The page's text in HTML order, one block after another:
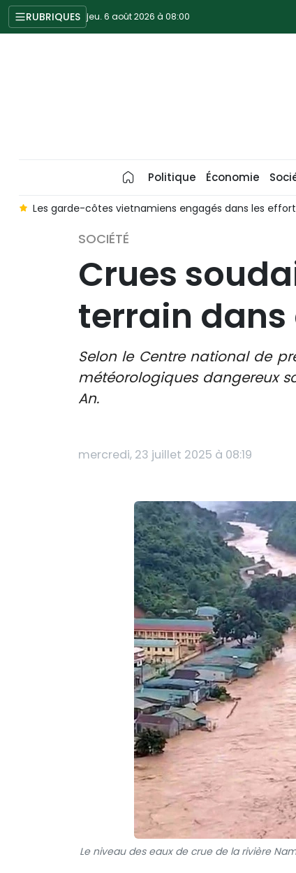
RUBRIQUES jeu. 6 août 2026 à 08:00
Politique Économie
Les garde-côtes vietnamiens engagés dans les
SOCIÉTÉ
Crues
terrain
Selon le Centre national de
météorologiques dangereux
An.
mercredi, 23 juillet 2025 à 08:19
Le niveau des eaux de crue de la rivière